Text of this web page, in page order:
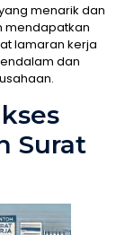
menarik dan
mendapatkan
lamaran kerja
dan
Surat